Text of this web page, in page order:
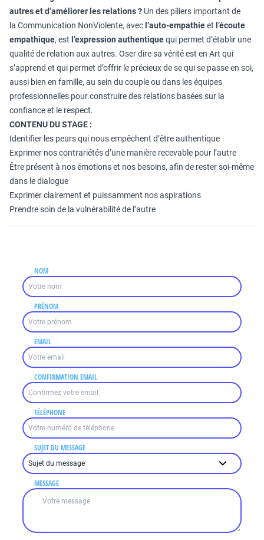
autres et d’améliorer les relations ? Un des piliers important de
la Communication NonViolente, avec l’auto-empathieet l’écoute
empathique, est l’expression authentiquequi permet d’établir une
qualité de relation aux autres. Oser dire sa vérité est en Art qui
s’apprend et qui permet d’offrir le précieux de se qui se passe en soi,
aussi bien en famille, au sein du couple ou dans les équipes
professionnelles pour construire des relations basées sur la
confiance et le respect.
CONTENU DU STAGE :
Identifier les peurs qui nous empêchent d’être authentique
Exprimer nos contrariétés d’une manière recevable pour l’autre
Être présent à nos émotions et nos besoins, afin de rester soi-même
dans le dialogue
Exprimer clairement et puissamment nos aspirations
Prendre soin de la vulnérabilité de l’autre
NOM
PRÉNOM
EMAIL
CONFIRMATION EMAIL
TÉLÉPHONE
SUJET DU MESSAGE
MESSAGE